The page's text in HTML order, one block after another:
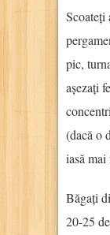
Scoateți
pic,
așezați
(dacă o
iasă
Băgați
20-25